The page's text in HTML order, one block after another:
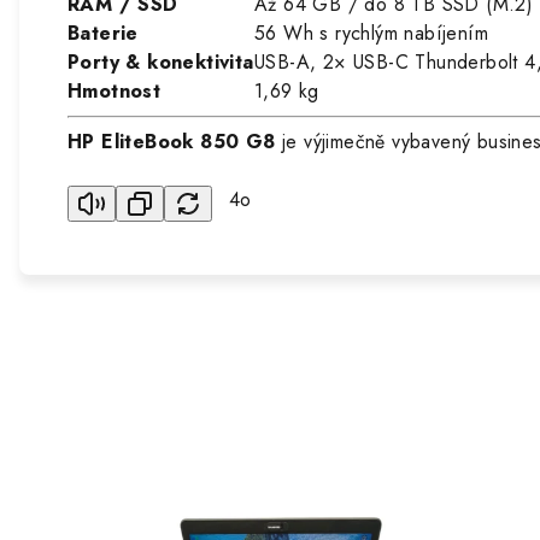
Baterie
56 Wh s rychlým nabíjením
Porty & konektivitaUSB-A, 2× USB-C Thunderbolt
Hmotnost
1,69 kg
HP EliteBook 850 G8 je výjimečně vybavený
4o